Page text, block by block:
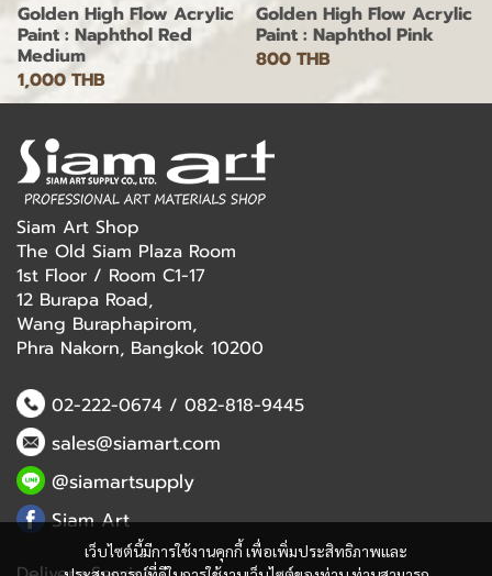
Golden High Flow Acrylic
Paint : Naphthol Red
Medium
1,000 THB
Golden High Flow Acrylic
Paint : Naphthol Pink
800 THB
เว็บไซต์นี้มีการใช้งานคุกกี้ เพื่อเพิ่มประสิทธิภาพและ
Siam Art Shop
The Old Siam Plaza Room
1st Floor / Room C1-17
12 Burapa Road,
Wang Buraphapirom,
Phra Nakorn, Bangkok 10200
02-222-0674/ 082-818-9445
sales@siamart.com
@siamartsupply
Siam Art